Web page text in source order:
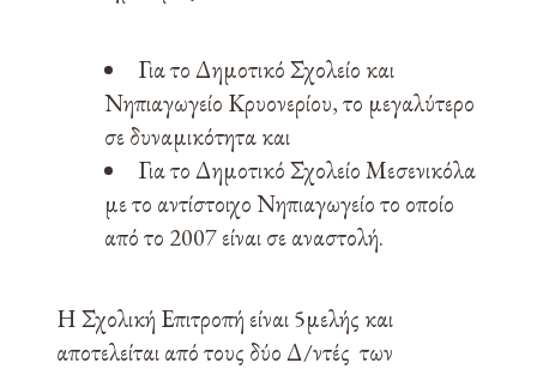
Για το Δημοτικό Σχολείο και
Νηπιαγωγείο Κρυονερίου, το μεγαλύτερο
σε δυναμικότητα και
Για το Δημοτικό Σχολείο Μεσενικόλα
με το αντίστοιχο Νηπιαγωγείο το οποίο
από το 2007 είναι σε αναστολή.
Η Σχολική Επιτροπή είναι 5μελής και
αποτελείται από τους δύο Δ/ντές των